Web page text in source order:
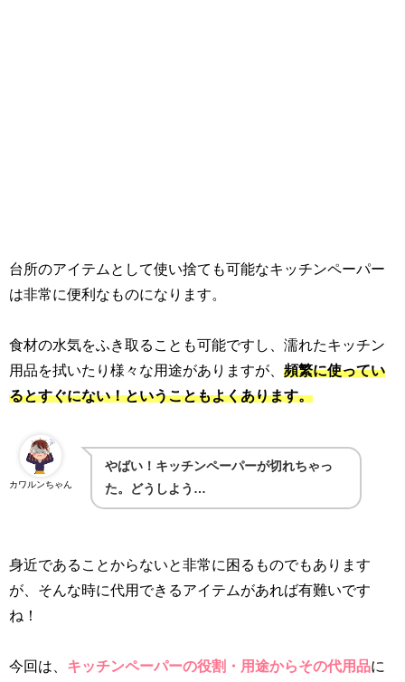
台所のアイテムとして使い捨ても可能なキッチンペーパー
は非常に便利なものになります。
食材の水気をふき取ることも可能ですし、濡れたキッチン
用品を拭いたり様々な用途がありますが、 頻繁に使ってい
るとすぐにない！ということもよくあります。
カワルンちゃん
やばい！キッチンペーパーが切れちゃっ
た。どうしよう…
身近であることからないと非常に困るものでもあります
が、そんな時に代用できるアイテムがあれば有難いです
ね！
今回は、 キッチンペーパーの役割・用途からその代用品に